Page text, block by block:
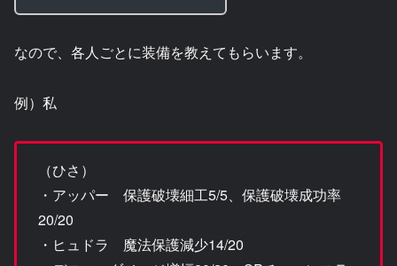
なので、各人ごとに装備を教えてもらいます。
例）私
（ひさ）
・アッパー 保護破壊細工5/5、保護破壊成功率
20/20
・ヒュドラ 魔法保護減少14/20